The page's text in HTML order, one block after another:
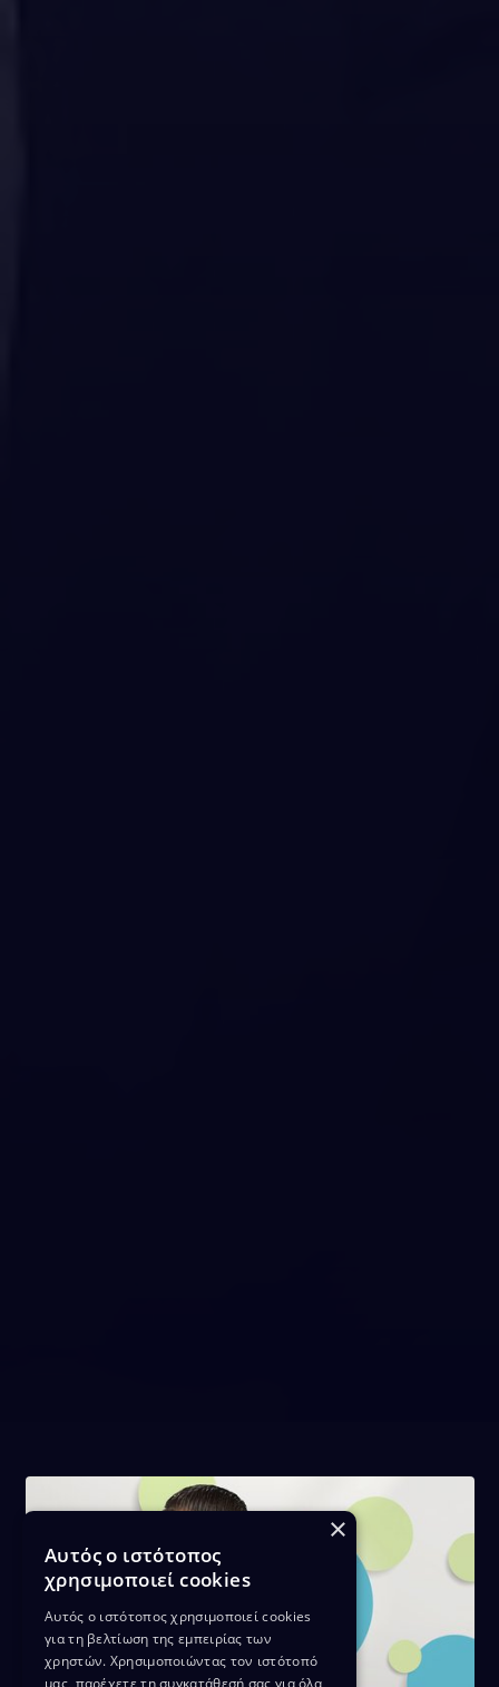
×
Αυτός ο ιστότοπος
χρησιμοποιεί cookies
Αυτός ο ιστότοπος χρησιμοποιεί cookies
για τη βελτίωση της εμπειρίας των
χρηστών. Χρησιμοποιώντας τον ιστότοπό
μας, παρέχετε τη συγκατάθεσή σας για όλα